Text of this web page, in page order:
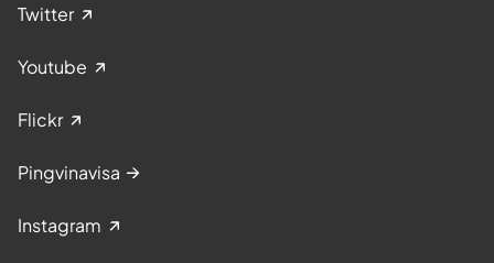
Twitter
Youtube
Flickr
Pingvinavisa
Instagram